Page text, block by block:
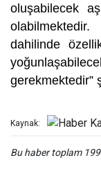
oluşabilecek
dahilinde
gerekmektedir”
Kaynak:
Bu haber toplam